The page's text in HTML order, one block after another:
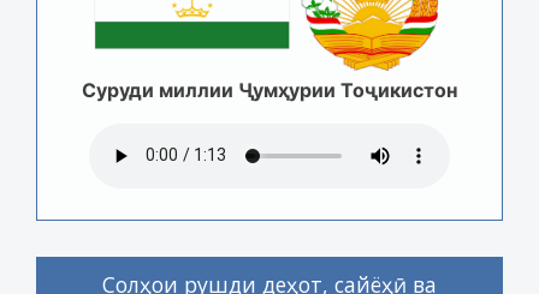
Суруди миллии Ҷумҳурии Тоҷикистон
Солҳои рушди деҳот, сайёҳӣ ва